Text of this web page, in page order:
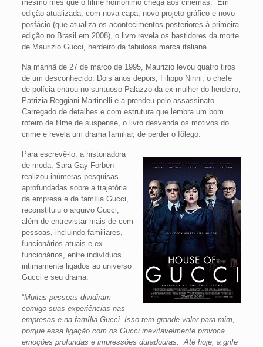
mesmo mês que o filme homônimo chega aos cinemas. Em
edição atualizada, com nova capa, novo projeto gráfico e novo
posfácio (que atualiza os acontecimentos posteriores à primeira
edição no Brasil em 2008), o livro revela os bastidores da morte
de Maurizio Gucci, herdeiro da fabulosa marca italiana.
Na manhã de 27 de março de 1995, Maurizio levou quatro tiros
de um desconhecido. Dois anos depois, Filippo Ninni, o chefe
de polícia entrou no suntuoso Palazzo da ex-mulher do herdeiro,
Patrizia Reggiani Martinelli e a prendeu pelo assassinato.
Carregado de detalhes e com estrutura que lembra um bom
roteiro de filme de suspense, o livro desvenda os motivos do
crime e revela um drama familiar, de perder o fôlego.
Para escrevê-lo, a historiadora
de moda, Sara Gay Forben
realizou inúmeras pesquisas
aprofundadas sobre a trajetória
da empresa e da família Gucci,
reconstituiu o arquivo Gucci,
além de entrevistar mais de cem
pessoas, incluindo familiares,
funcionários atuais e ex-
funcionários, entre indivíduos
intimamente ligados ao universo
Gucci e seu drama.
“Muitas pessoas dividiram
comigo suas experiências nas
empresas e na família Gucci. Isso tem grande valor para mim,
porque essa ligação com os Gucci inevitavelmente provoca
emoções profundas e impressões duradouras. Até hoje, a grife